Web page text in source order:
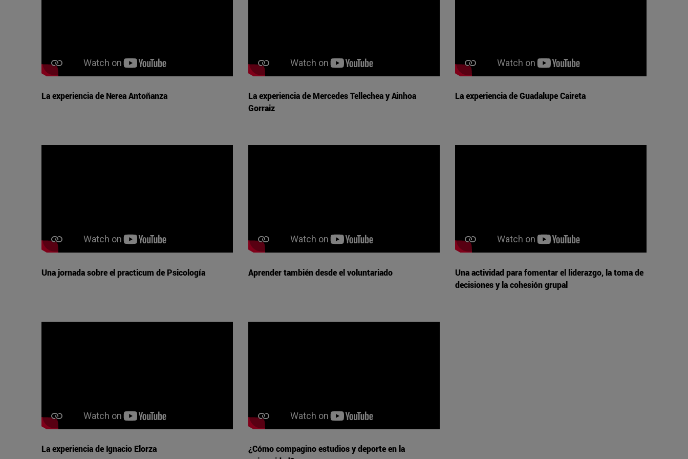
La experiencia de Nerea Antoñanza
La experiencia de Mercedes Tellechea y Ainhoa
Gorraiz
La experiencia de Guadalupe Caireta
Una jornada sobre el practicum de Psicología Aprender también desde el voluntariado
Una actividad para fomentar el liderazgo, la toma de
decisiones y la cohesión grupal
La experiencia de Ignacio Elorza
¿Cómo compagino estudios y deporte en la